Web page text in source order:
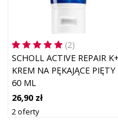
(2)
SCHOLL ACTIVE REPAIR K+
KREM NA PĘKAJĄCE PIĘTY
60 ML
26,90 zł
2 oferty